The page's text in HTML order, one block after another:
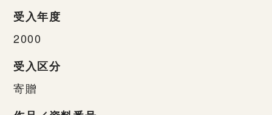
受入年度
2000
受入区分
寄贈